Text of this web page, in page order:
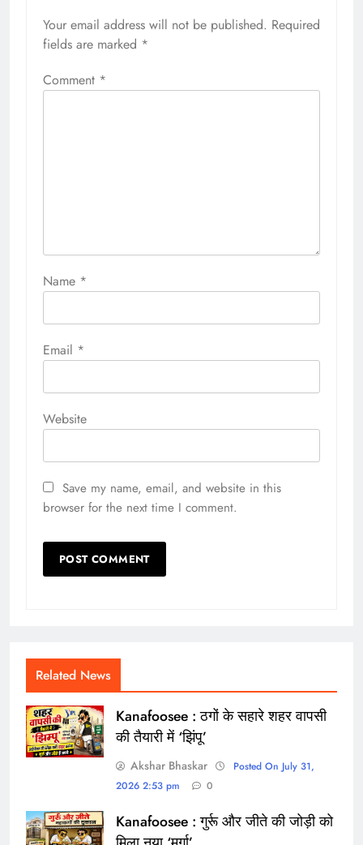
Your email address will not be published. Required
fields are marked *
Comment *
Name *
Email *
Website
Save my name, email, and website in this
browser for the next time I comment.
Related News
Kanafoosee : ठगों के सहारे शहर वापसी
की तैयारी में ‘झिंपू’
Akshar Bhaskar
Posted On July 31,
2026 2:53 pm
0
Kanafoosee : गुर्रू और जीते की जोड़ी को